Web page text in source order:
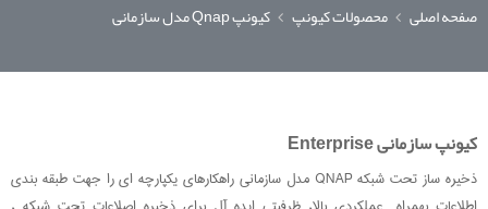
صفحه اصلی محصولات کیونپ کیونپ Qnap مدل سازمانی
کیونپ سازمانی Enterprise
ذخیره ساز تحت شبکه QNAP مدل سازمانی راهکارهای یکپارچه ای را جهت طبقه بندی